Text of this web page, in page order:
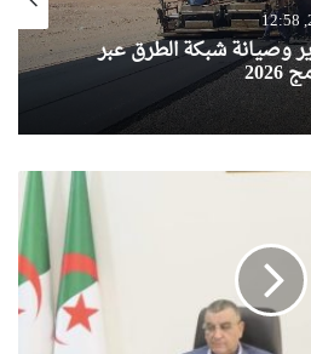
وصيانة شبكة الطرق عبر